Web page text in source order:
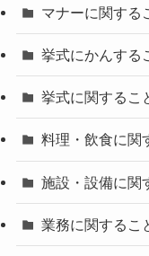
マナーに関する
挙式にかんする
挙式に関するこ
料理・飲食に関
施設・設備に関
業務に関するこ